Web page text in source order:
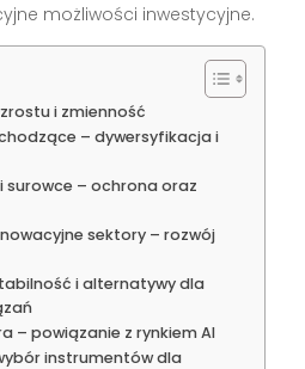
możliwości inwestycyjne.
i zmienność
– dywersyfikacja i
surowce – ochrona oraz
sektory – rozwój
i alternatywy dla
– powiązanie z rynkiem AI
instrumentów dla